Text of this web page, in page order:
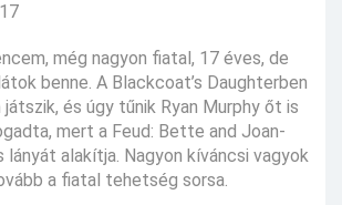
még nagyon fiatal, 17 éves, de
benne. A Blackcoat’s Daughterben
és úgy tűnik Ryan Murphy őt is
mert a Feud: Bette and Joan-
lányát alakítja. Nagyon kíváncsi vagyok
a fiatal tehetség sorsa.